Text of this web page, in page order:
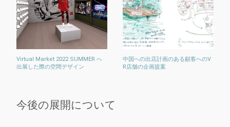
Virtual Market 2022 SUMMER へ
出展した際の空間デザイン
中国への出店計画のある顧客へのV
R店舗の企画提案
今後の展開について